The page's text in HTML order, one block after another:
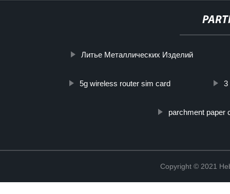
Литье Металлических Изделий
5g wireless router sim card 3
parchment paper
Copyright © 2021